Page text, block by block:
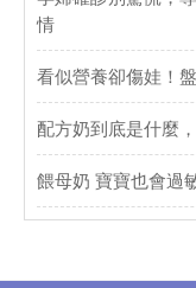
情
看似營養卻傷娃！
配方奶到底是什麼
餵母奶 寶寶也會過